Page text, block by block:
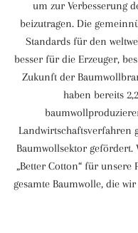
um zur Verbesserung
beizutragen. Die
Standards für den
besser für die Erzeuger,
Zukunft der
haben bereits
Landwirtschaftsverfahren
Baumwollsektor
„Better Cotton“ für
gesamte Baumwolle, die